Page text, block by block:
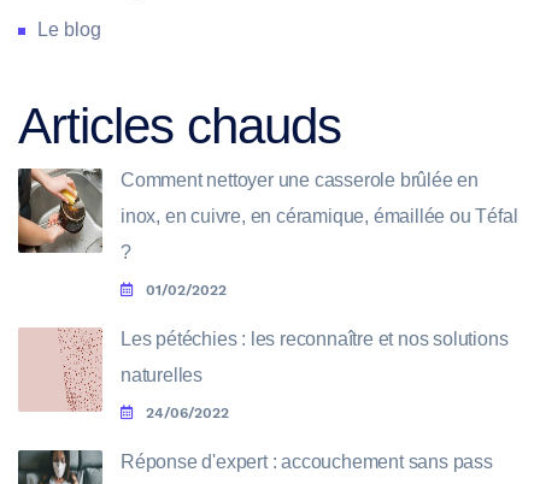
Le blog
Articles chauds
Comment nettoyer une casserole brûlée en
inox, en cuivre, en céramique, émaillée ou Téfal
?
01/02/2022
Les pétéchies : les reconnaître et nos solutions
naturelles
24/06/2022
Réponse d'expert : accouchement sans pass